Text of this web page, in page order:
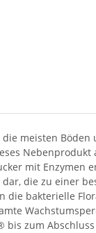
die meisten
mit
die zu einer
die bakterielle
bis zum